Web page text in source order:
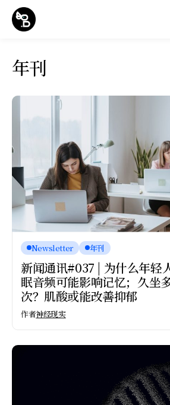
年刊
Newsletter 年刊
新闻通讯#037 | 为什么年轻
眠音频可能影响记忆；久坐
次？肌酸或能改善抑郁
作者神经现实